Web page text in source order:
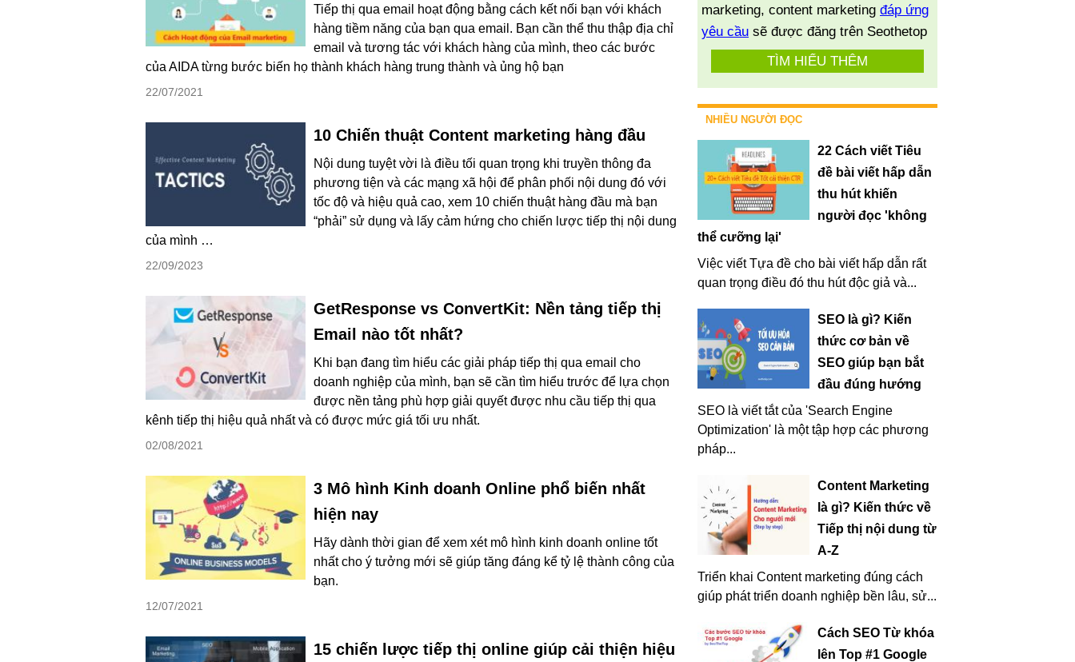
Tiếp thị qua email hoạt động bằng cách kết nối bạn với khách
hàng tiềm năng của bạn qua email. Bạn cần thể thu thập địa chỉ
email và tương tác với khách hàng của mình, theo các bước
của AIDA từng bước biến họ thành khách hàng trung thành và ủng hộ bạn
22/07/2021
10 Chiến thuật Content marketing hàng đầu
Nội dung tuyệt vời là điều tối quan trọng khi truyền thông đa
phương tiện và các mạng xã hội để phân phối nội dung đó với
tốc độ và hiệu quả cao, xem 10 chiến thuật hàng đầu mà bạn
“phải” sử dụng và lấy cảm hứng cho chiến lược tiếp thị nội dung
của mình …
22/09/2023
GetResponse vs ConvertKit: Nền tảng tiếp thị
Email nào tốt nhất?
Khi bạn đang tìm hiểu các giải pháp tiếp thị qua email cho
doanh nghiệp của mình, bạn sẽ cần tìm hiểu trước để lựa chọn
được nền tảng phù hợp giải quyết được nhu cầu tiếp thị qua
kênh tiếp thị hiệu quả nhất và có được mức giá tối ưu nhất.
02/08/2021
3 Mô hình Kinh doanh Online phổ biến nhất
hiện nay
Hãy dành thời gian để xem xét mô hình kinh doanh online tốt
nhất cho ý tưởng mới sẽ giúp tăng đáng kể tỷ lệ thành công của
bạn.
12/07/2021
15 chiến lược tiếp thị online giúp cải thiện hiệu
marketing, content marketing đáp ứng
yêu cầu sẽ được đăng trên Seothetop
TÌM HIỂU THÊM
NHIỀU NGƯỜI ĐỌC
22 Cách viết Tiêu
đề bài viết hấp dẫn
thu hút khiến
người đọc 'không
thể cưỡng lại'
Việc viết Tựa đề cho bài viết hấp dẫn rất
quan trọng điều đó thu hút độc giả và...
SEO là gì? Kiến
thức cơ bản về
SEO giúp bạn bắt
đầu đúng hướng
SEO là viết tắt của 'Search Engine
Optimization' là một tập hợp các phương
pháp...
Content Marketing
là gì? Kiến thức về
Tiếp thị nội dung từ
A-Z
Triển khai Content marketing đúng cách
giúp phát triển doanh nghiệp bền lâu, sử...
Cách SEO Từ khóa
lên Top #1 Google